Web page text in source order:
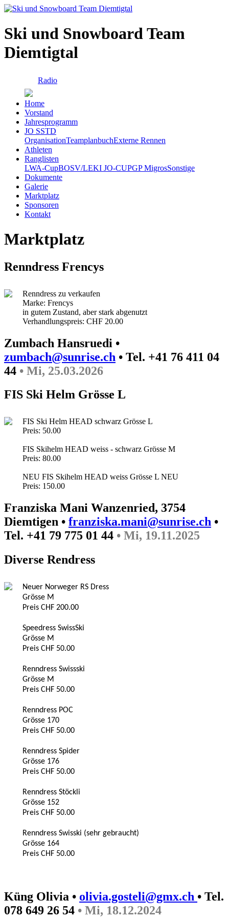
Ski und Snowboard Team
Diemtigtal
Radio
Home
Vorstand
Jahresprogramm
JO SSTD
OrganisationTeamplanbuchExterne Rennen
Athleten
Ranglisten
LWA-CupBOSV/LEKI JO-CUPGP MigrosSonstige
Dokumente
Galerie
Marktplatz
Sponsoren
Kontakt
Marktplatz
Renndress Frencys
Renndress zu verkaufen
Marke: Frencys
in gutem Zustand, aber stark abgenutzt
Verhandlungspreis: CHF 20.00
Zumbach Hansruedi •
zumbach@sunrise.ch • Tel. +41 76 411 04
44 • Mi, 25.03.2026
FIS Ski Helm Grösse L
FIS Ski Helm HEAD schwarz Grösse L
Preis: 50.00
FIS Skihelm HEAD weiss - schwarz Grösse M
Preis: 80.00
NEU FIS Skihelm HEAD weiss Grösse L NEU
Preis: 150.00
Franziska Mani Wanzenried, 3754
Diemtigen • franziska.mani@sunrise.ch •
Tel. +41 79 775 01 44 • Mi, 19.11.2025
Diverse Rendress
Neuer Norweger RS Dress
Grösse M
Preis CHF 200.00
Speedress SwissSki
Grösse M
Preis CHF 50.00
Renndress Swissski
Grösse M
Preis CHF 50.00
Renndress POC
Grösse 170
Preis CHF 50.00
Renndress Spider
Grösse 176
Preis CHF 50.00
Renndress Stöckli
Grösse 152
Preis CHF 50.00
Renndress Swisski (sehr gebraucht)
Grösse 164
Preis CHF 50.00
Küng Olivia • olivia.gosteli@gmx.ch • Tel.
078 649 26 54 • Mi, 18.12.2024